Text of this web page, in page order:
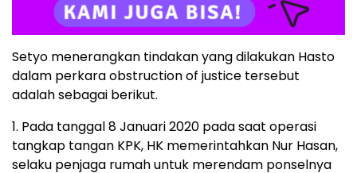
Setyo menerangkan tindakan yang dilakukan Hasto
dalam perkara obstruction of justice tersebut
adalah sebagai berikut.
1. Pada tanggal 8 Januari 2020 pada saat operasi
tangkap tangan KPK, HK memerintahkan Nur Hasan,
selaku penjaga rumah untuk merendam ponselnya